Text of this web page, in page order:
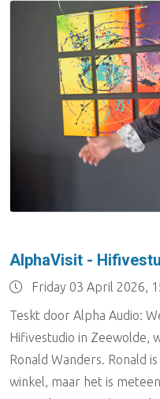
AlphaVisit -
Friday 03 April 2026,
Teskt door Alpha Audio:
Hifivestudio in Zeewolde,
Ronald Wanders. Ronald
winkel, maar het is